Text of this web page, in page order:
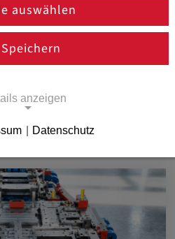
auswählen
Speichern
anzeigen
ermöglichen
und sind für die
der Website
Datenschutz